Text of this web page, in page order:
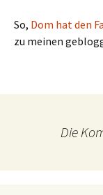
So, Dom hat den
zu meinen
Die